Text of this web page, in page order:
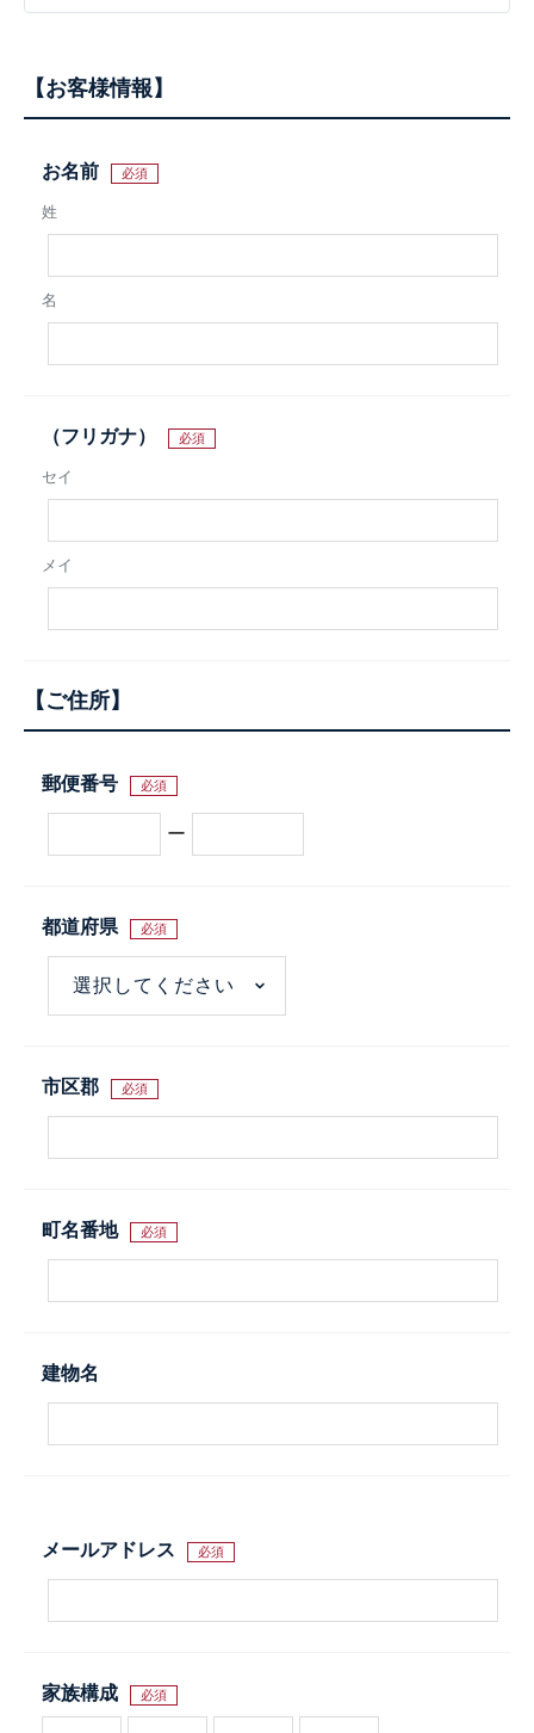
お客様情報
お名前 必須
姓
名
（フリガナ） 必須
セイ
メイ
ご住所
郵便番号 必須
ー
都道府県 必須
市区郡 必須
町名番地 必須
建物名
メールアドレス 必須
家族構成 必須